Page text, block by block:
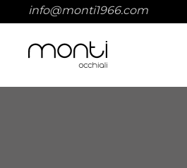
info@monti1966.com